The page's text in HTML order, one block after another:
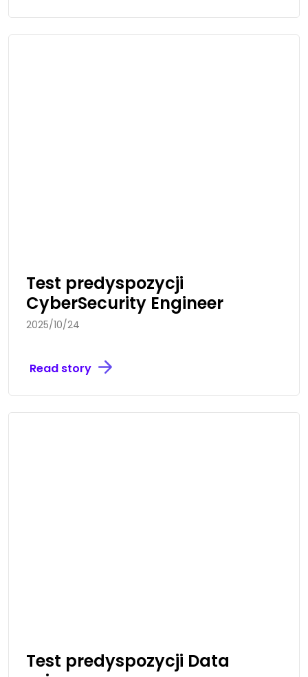
Test predyspozycji
CyberSecurity Engineer
2025/10/24
Read story
Test predyspozycji Data